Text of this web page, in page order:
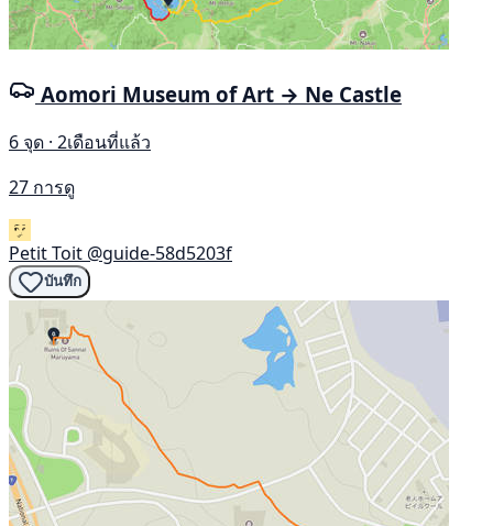
Aomori Museum of Art → Ne Castle
6 จุด · 2เดือนที่แล้ว
27 การดู
Petit Toit @guide-58d5203f
บันทึก